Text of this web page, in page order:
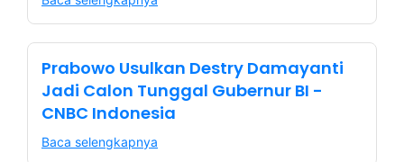
Prabowo Usulkan Destry Damayanti
Jadi Calon Tunggal Gubernur BI -
CNBC Indonesia
Baca selengkapnya